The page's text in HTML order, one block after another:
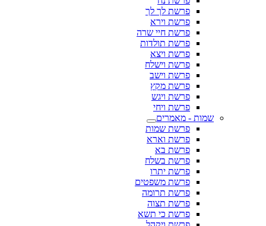
פרשת לך לך
פרשת וירא
פרשת חיי שרה
פרשת תולדות
פרשת ויצא
פרשת וישלח
פרשת וישב
פרשת מקץ
פרשת ויגש
פרשת ויחי
שמות - מאמרים
פרשת שמות
פרשת וארא
פרשת בא
פרשת בשלח
פרשת יתרו
פרשת משפטים
פרשת תרומה
פרשת תצוה
פרשת כי תשא